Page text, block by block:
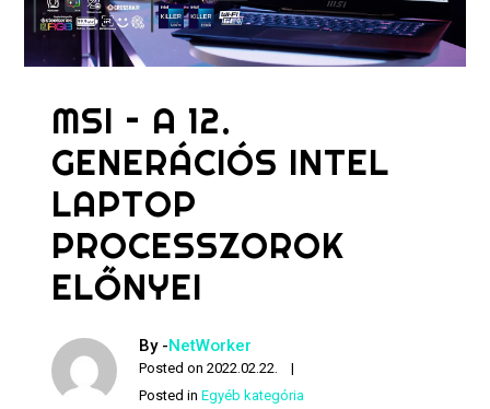
MSI – A 12.
GENERÁCIÓS INTEL
LAPTOP
PROCESSZOROK
ELŐNYEI
By -NetWorker
Posted on2022.02.22.
Posted inEgyéb kategória